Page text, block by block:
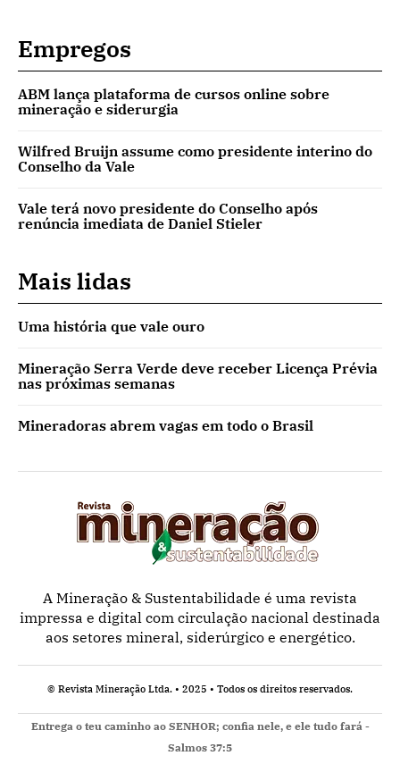
Empregos
ABM lança plataforma de cursos online sobre
mineração e siderurgia
Wilfred Bruijn assume como presidente interino do
Conselho da Vale
Vale terá novo presidente do Conselho após
renúncia imediata de Daniel Stieler
Mais lidas
Uma história que vale ouro
Mineração Serra Verde deve receber Licença Prévia
nas próximas semanas
Mineradoras abrem vagas em todo o Brasil
A Mineração & Sustentabilidade é uma revista
impressa e digital com circulação nacional destinada
aos setores mineral, siderúrgico e energético.
© Revista Mineração Ltda. • 2025 • Todos os direitos reservados.
Entrega o teu caminho ao SENHOR; confia nele, e ele tudo fará -
Salmos 37:5